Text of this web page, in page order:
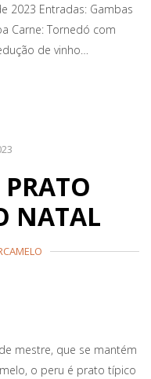
2023 Entradas: Gambas
Carne: Tornedó com
de vinho…
NATAL
mestre, que se mantém
o peru é prato típico